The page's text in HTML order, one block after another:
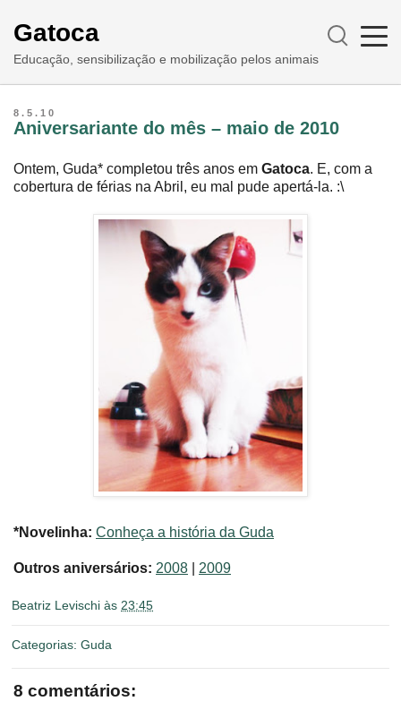
Gatoca
Educação, sensibilização e mobilização pelos animais
8.5.10
Aniversariante do mês – maio de 2010
Ontem, Guda* completou três anos em Gatoca. E, com a
cobertura de férias na Abril, eu mal pude apertá-la. :\
*Novelinha: Conheça a história da Guda
Outros aniversários: 2008 2009
Beatriz Levischi às 23:45
Categorias: Guda
8 comentários: